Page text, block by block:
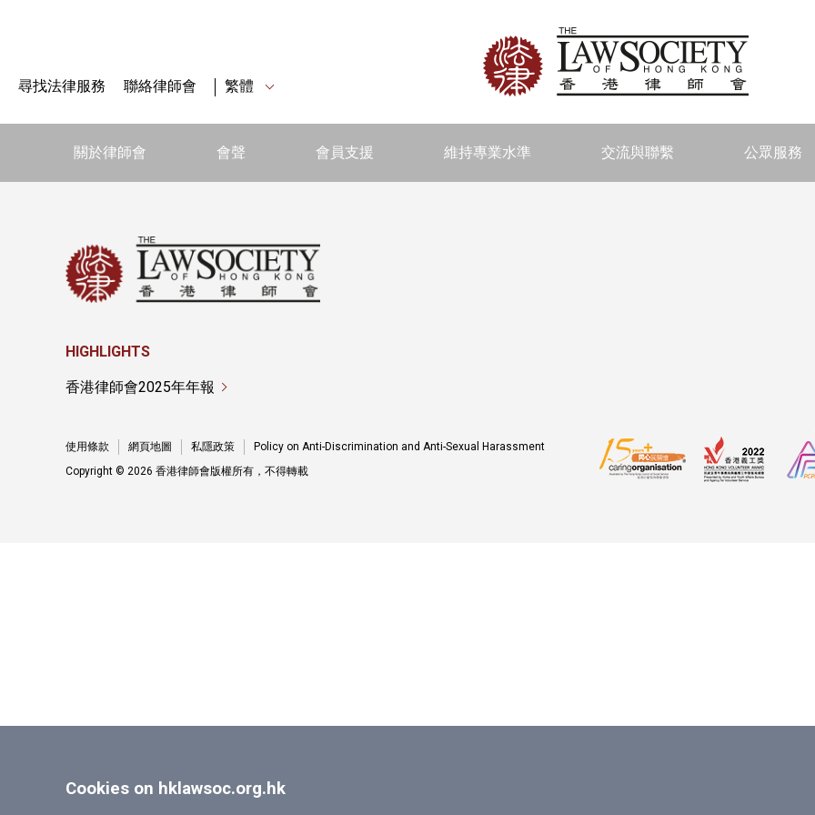
尋找法律服務 聯絡律師會 繁體
關於律師會 會聲 會員支援 維持專業水準 交流與聯繫 公眾服務
Cookies on hklawsoc.org.hk
HIGHLIGHTS
香港律師會2025年年報
使用條款 網頁地圖 私隱政策
Policy on Anti-Discrimination and Anti-Sexual Harassment
Copyright © 2026 香港律師會版權所有，不得轉載